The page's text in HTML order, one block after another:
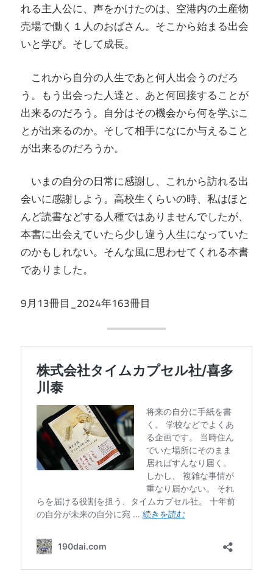
れる主人公に、声をかけたのは、空港内の土産物
売場で働く１人のおばさん。そこから始まる出会
いと学び。そして成長。
これから自分の人生であと何人出会うのだろ
う。もう出会った人達と、あと何回接することが
出来るのだろう。自分はその機会から何を学ぶこ
とが出来るのか。そして相手になにか与えること
が出来るのだろうか。
いまの自分の日常に感謝し、これから訪れる出
会いに感謝しよう。高校生くらいの時、私はほと
んど読書などする人種ではありませんでしたが、
本書に出会えていたら少し違う人生になっていた
のかもしれない。そんな風に思わせてくれる本書
でありました。
9月13冊目_2024年163冊目